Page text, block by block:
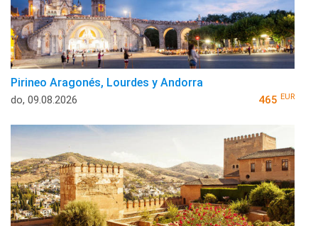
Pirineo Aragonés, Lourdes y Andorra
do, 09.08.2026 465 EUR